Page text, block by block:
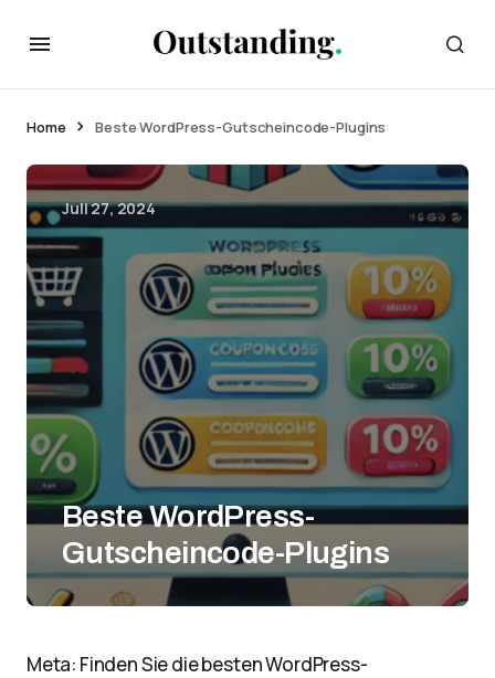
Home Beste WordPress-Gutscheincode-Plugins
Juli 27, 2024
Beste WordPress-
Gutscheincode-Plugins
Meta: Finden Sie die besten WordPress-